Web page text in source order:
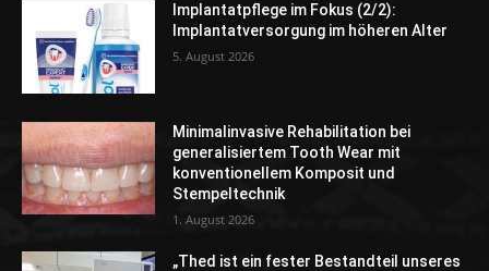
Implantatpflege im Fokus (2/2):
Implantatversorgung im höheren Alter
5. August 2026
Minimalinvasive Rehabilitation bei
generalisiertem Tooth Wear mit
konventionellem Komposit und
Stempeltechnik
1. August 2026
„Thed ist ein fester Bestandteil unseres